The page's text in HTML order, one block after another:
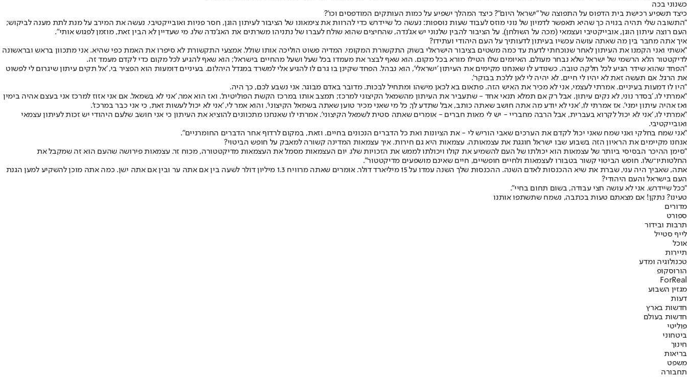
כשנוני בכה
כיצד תשפיע רכישת בית הדפוס על התפוצה של "ישראל היום"? כיצד המהלך ישפיע על כמות העותקים המודפסים וכו'?
"התשובה שלי תהיה בנויה כך שהיא תאפשר לדמיון של נוני מוזס לעבוד שעות נוספות: נעשה כל שיידרש כדי להרוות את צימאונו של הציבור לעיתון הוגן, חסר פניות ואובייקטיבי. נעשה את המירב על מנת לתת מענה לביקוש;
העם רוצה עיתון הוגן, אובייקטיבי ועצמאי (מכה על השולחן). על הציבור להבין שלנוני יש אג'נדה, שהחיצים שהוא שולח לעברו של נתניהו משרתים את האג'נדה שלו. מי שעדיין לא הבין זאת, מוזמן לפגוש אותי".
איך אתה מחבר בין מה שאתה עושה עכשיו בעיתון לדעותיך על העם היהודי ועתידו?
"אשתי ואני הקמנו את העיתון לאחר שנוכחתי לדעת עד כמה משטים בציבור הישראלי בשוק התקשורת המקומי. המדיה פשוט הוליכה אותו שולל. אמצעי התקשורת לא סיפרו את האמת כפי שהיא. אני מתכוון בראש ובראשונה
לדיקטטור הלא הרשמי של ישראל שלא נבחר מעולם. האיומים שלו הטילו מורא בכל מקום. הוא שאף לבצר את מעמדו בכל שעל ושעל מהחיים בישראל; הוא שאף להגיע לכל מקום כדי לקדם מעמד זה.
"הפחד שהוא שידר הגיע לכל חלקה טובה. כשנודע לו שאנחנו מקימים את העיתון 'ישראלי', הוא נבהל. הפחד שקינן בו גרם לו להגיע אלי למשרד במגדל היהלום. בעיניים דומעות הוא הפציר בי, 'אל תקים עיתון שיגרום לי לפשוט
את הרגל. אם תעשה זאת לא יהיו לי חיים. לא יהיה לי לאן ללכת בבוקר'.
"היו לו דמעות בעיניים. אמרתי לעצמי, אני לא מכיר את האיש הזה. פתאום בא לכאן מישהו ומתחיל לבכות. מדובר באדם מבוגר. אני נשבע לכם, כך היה.
"אמרתי לו, 'בסדר נוני, לא נקים עיתון, אבל רק אם תמלא תנאי אחד - שתעביר את העיתון מהשמאל הקיצוני למרכז; תמצב אותו במרכז הקשת הפוליטית'. ואז הוא אמר, 'אני לא בשמאל. אם אני אזוז למרכז אני בעצם אהיה בימין
ואז אהיה עיתון ימני'. אז אמרתי לו, 'אני לא יודע מה אתה חושב שאתה כותב, אבל שתדע לך, כל מי שאני מכיר טוען שאתה בשמאל הקיצוני'. והוא אמר לי, 'אני לא יכול לעשות זאת, כי אני כבר במרכז'.
"אמרתי לו, 'אני לא יכול לקרוא בעברית, אבל הרבה מחבריי - יש לי מאות חברים - אומרים שאתה סטית לשמאל הקיצוני'. אמרתי לו שאנחנו מתכוונים להוציא את העיתון כי אני חושב שלעם היהודי יש זכות לעיתון עצמאי
ואובייקטיבי.
"אני שמח בחלקי ואני שמח שאני יכול לקדם את הערכים שאבי הוריש לי - את הציונות ואת כל הדברים הנכונים בחיים. וזאת, במקום לרדוף אחר הדברים החומרניים".
אנחנו מקיימים את הראיון הזה בשבוע שבו ישראל חוגגת את עצמאותה. עצמאות היא גם חירות. איך עצמאות המדינה קשורה למאבק על חופש הביטוי?
"סימן ההיכר הבסיסי ביותר של עצמאות הוא יכולתו של העם להשמיע את קולו ויכולתו לממש את הזכויות שלו. יום העצמאות מסמל את העצמאות מדיקטטורה, מכוח זר. עצמאות פירושה שהעם הוא זה שמקבל את
החלטותיו־שלו. חופש הביטוי קשור בטבורו לעצמאות ולחיים חופשיים, חיים שאינם מושפעים מדיקטטור".
אתה, שאביך היה עני, שברת את שיא ההכנסות לאדם השנה. ההכנסות שלך השנה עמדו על 15 מיליארד דולר. אומרים שאתה מרוויח 1.3 מיליון דולר לשעה בין אם אתה ער ובין אם אתה ישן. כמה אתה מוכן להשקיע למען הגנת
העם בישראל והעם היהודי?
"ככל שיידרש. אני לא עושה חצי עבודה, בשום תחום בחיי".
טעינו? נתקן! אם מצאתם טעות בכתבה, נשמח שתשתפו אותנו
מדורים
ספורט
תרבות ובידור
לייף סטייל
אוכל
תיירות
טכנולוגיה ומדע
הורוסקופ
ForReal
מגזין השבוע
דעות
חדשות בארץ
חדשות בעולם
פוליטי
ביטחוני
חינוך
בריאות
משפט
תחבורה